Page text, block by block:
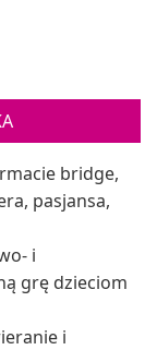
bridge,
pasjansa,
i
grę dzieciom
i